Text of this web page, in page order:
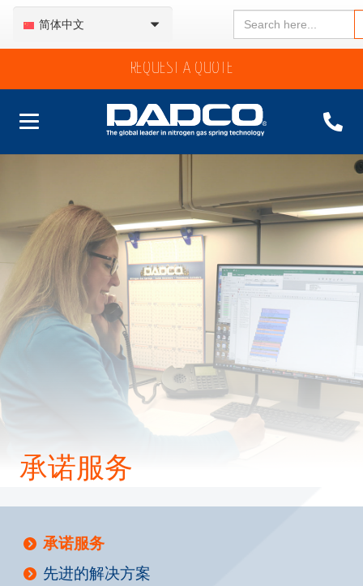
简体中文
Search
for:
REQUEST A QUOTE
承诺服务
承诺服务
先进的解决方案